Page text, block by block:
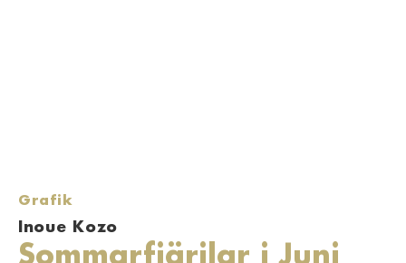
Grafik
Inoue Kozo
Sommarfjärilar i Juni